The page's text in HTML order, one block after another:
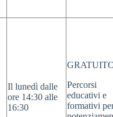
Il lunedì dalle
ore 14:30 alle
16:30
Percorsi
educativi e
formativi